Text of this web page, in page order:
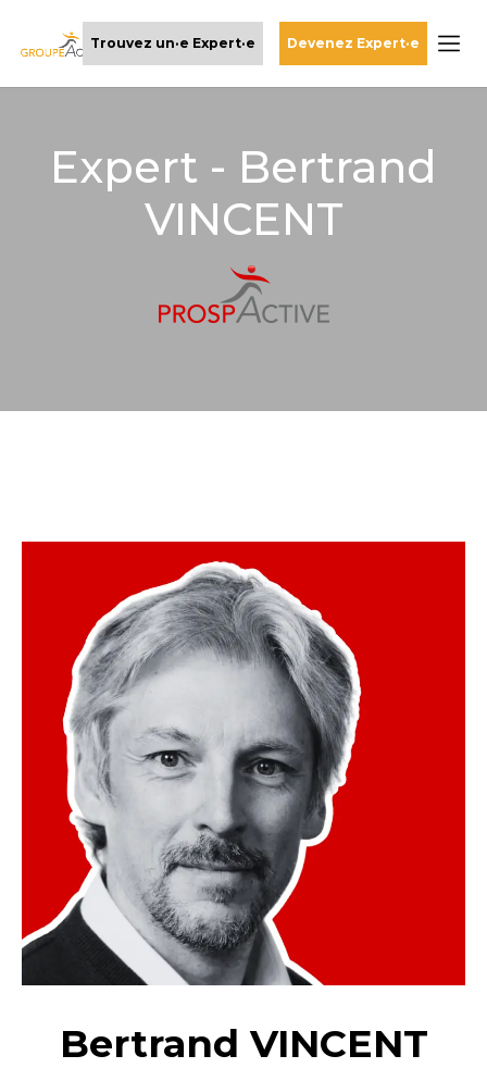
Trouvez un·e Expert·e Devenez Expert·e
Expert - Bertrand
VINCENT
Bertrand VINCENT